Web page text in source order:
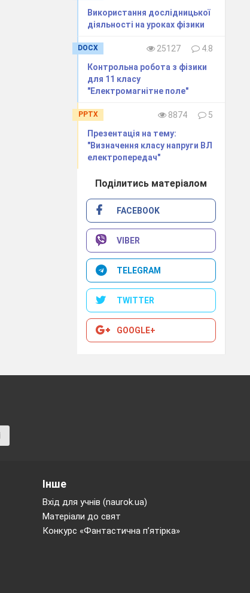
Використання дослідницької
діяльності на уроках фізики
DOCX 25127
4.8
​Контрольна робота з фізики
для 11 класу
"Електромагнітне поле"
PPTX 8874
5
Презентація на тему:
"Визначення класу напруги ВЛ
електропередач"
Поділитись матеріалом
FACEBOOK
VIBER
TELEGRAM
TWITTER
GOOGLE+
Інше
Вхід для учнів (naurok.ua)
Матеріали до свят
Конкурс «Фантастична п’ятірка»